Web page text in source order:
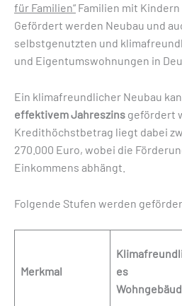
für Familien“ Familien mit
Gefördert werden Neubau und
selbstgenutzten und
und Eigentumswohnungen in
Ein klimafreundlicher Neubau
effektivem Jahreszins gefördert
Kredithöchstbetrag liegt dabei
270.000 Euro, wobei die
Einkommens abhängt.
Folgende Stufen werden
Merkmal
es